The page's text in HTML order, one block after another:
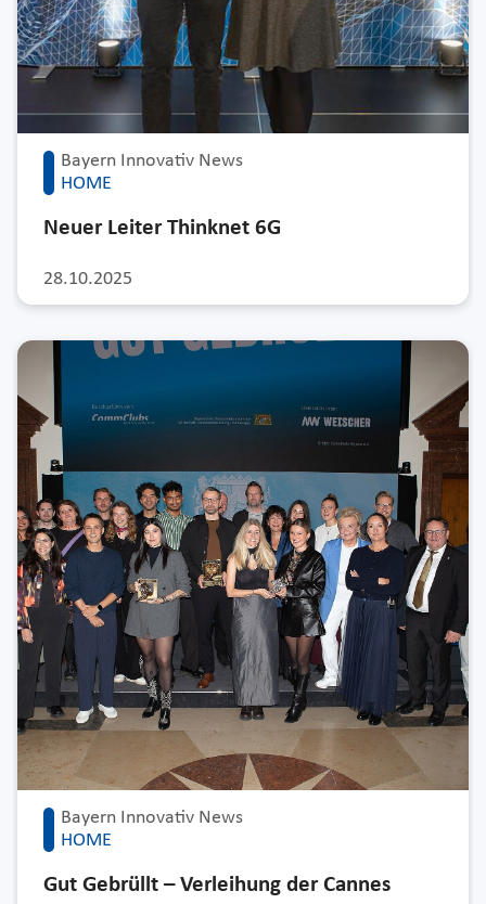
Bayern Innovativ News
HOME
28.10.2025
Neuer Leiter Thinknet 6G
Bayern Innovativ News
HOME
Gut Gebrüllt – Verleihung der Cannes